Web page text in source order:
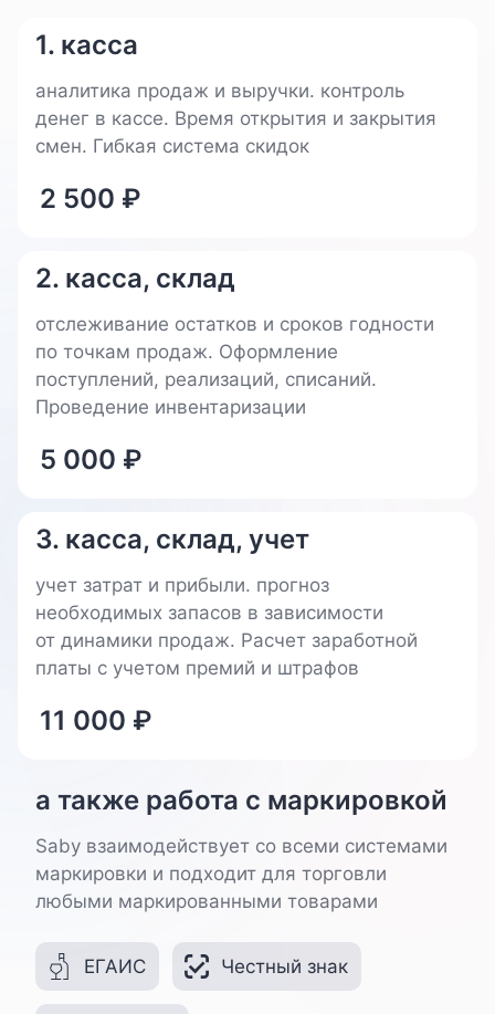
1. касса
аналитика продаж и выручки. контроль
денег в кассе. Время открытия и закрытия
смен. Гибкая система скидок
2 500 ₽
2. касса, склад
отслеживание остатков и сроков годности
по точкам продаж. Оформление
поступлений, реализаций, списаний.
Проведение инвентаризации
5 000 ₽
3. касса, склад, учет
учет затрат и прибыли. прогноз
необходимых запасов в зависимости
от динамики продаж. Расчет заработной
платы с учетом премий и штрафов
11 000 ₽
а также работа с маркировкой
Saby взаимодействует со всеми системами
маркировки и подходит для торговли
любыми маркированными товарами
ЕГАИС Честный знак